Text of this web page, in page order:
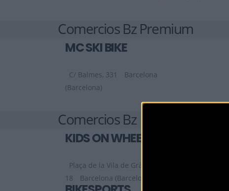
Comercios Bz Premium
MC SKI BIKE
C/ Balmes, 331
Barcelona
(Barcelona)
Comercios Bz
KIDS ON WHEELS
Plaça de la Vila de Gràcia,
18
Barcelona (Barcelona)